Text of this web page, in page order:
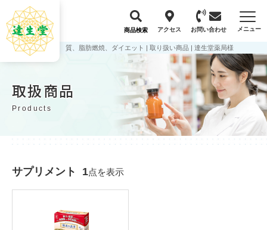
アクセス お問い合わせ メニュー
商品検索
質、脂肪燃焼、ダイエット | 取り扱い商品 | 達生堂薬局様
取扱商品
Products
サプリメント 1点を表示